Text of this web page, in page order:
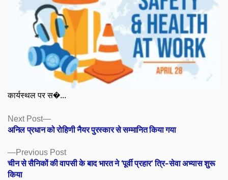
कार्यस्थल पर स�...
Posts
navigation
Previous PostPrevious
post:
चीन से सैनिकों की वापसी के बाद भारत ने ‘पूर्वी प्रहार’ त्रि-सेवा अभ्यास शुरू
किया
Next Post
Next
post:
अनिल प्रधान को रोहिणी नैयर पुरस्कार से सम्मानित किया गया